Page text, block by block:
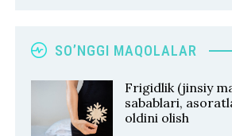
SO’NGGI MAQOLALAR
Frigidlik (jinsiy
sabablari,
oldini olish